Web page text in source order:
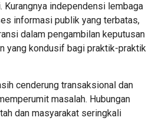
Kurangnya independensi lembaga
informasi publik yang terbatas,
dalam pengambilan keputusan
yang kondusif bagi praktik-praktik
cenderung transaksional dan
masalah. Hubungan
dan masyarakat seringkali